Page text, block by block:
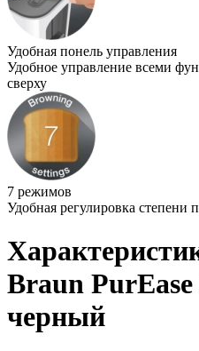
Удобная понель управления
Удобное управление всеми
сверху
7 режимов
Удобная регулировка степени
Braun
черный